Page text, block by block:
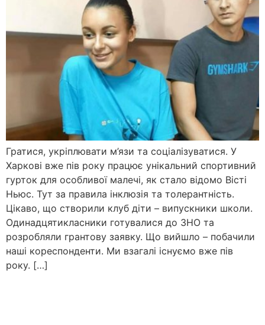
Гратися, укріплювати м’язи та соціалізуватися. У
Харкові вже пів року працює унікальний спортивний
гурток для особливої малечі, як стало відомо Вісті
Ньюс. Тут за правила інклюзія та толерантність.
Цікаво, що створили клуб діти – випускники школи.
Одинадцятикласники готувалися до ЗНО та
розробляли грантову заявку. Що вийшло – побачили
наші кореспонденти. Ми взагалі існуємо вже пів
року. […]